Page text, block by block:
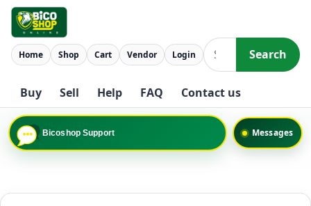
Skip to content
Search Search
Home Shop Cart Vendor Login
Buy Sell Help FAQ Contact us
Messages
Bicoshop Support